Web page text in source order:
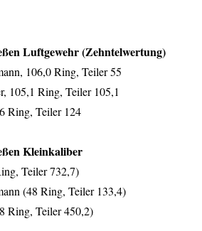
Luftgewehr (Zehntelwertung)
106,0 Ring, Teiler 55
105,1 Ring, Teiler 105,1
Ring, Teiler 124
Kleinkaliber
Teiler 732,7)
(48 Ring, Teiler 133,4)
Ring, Teiler 450,2)